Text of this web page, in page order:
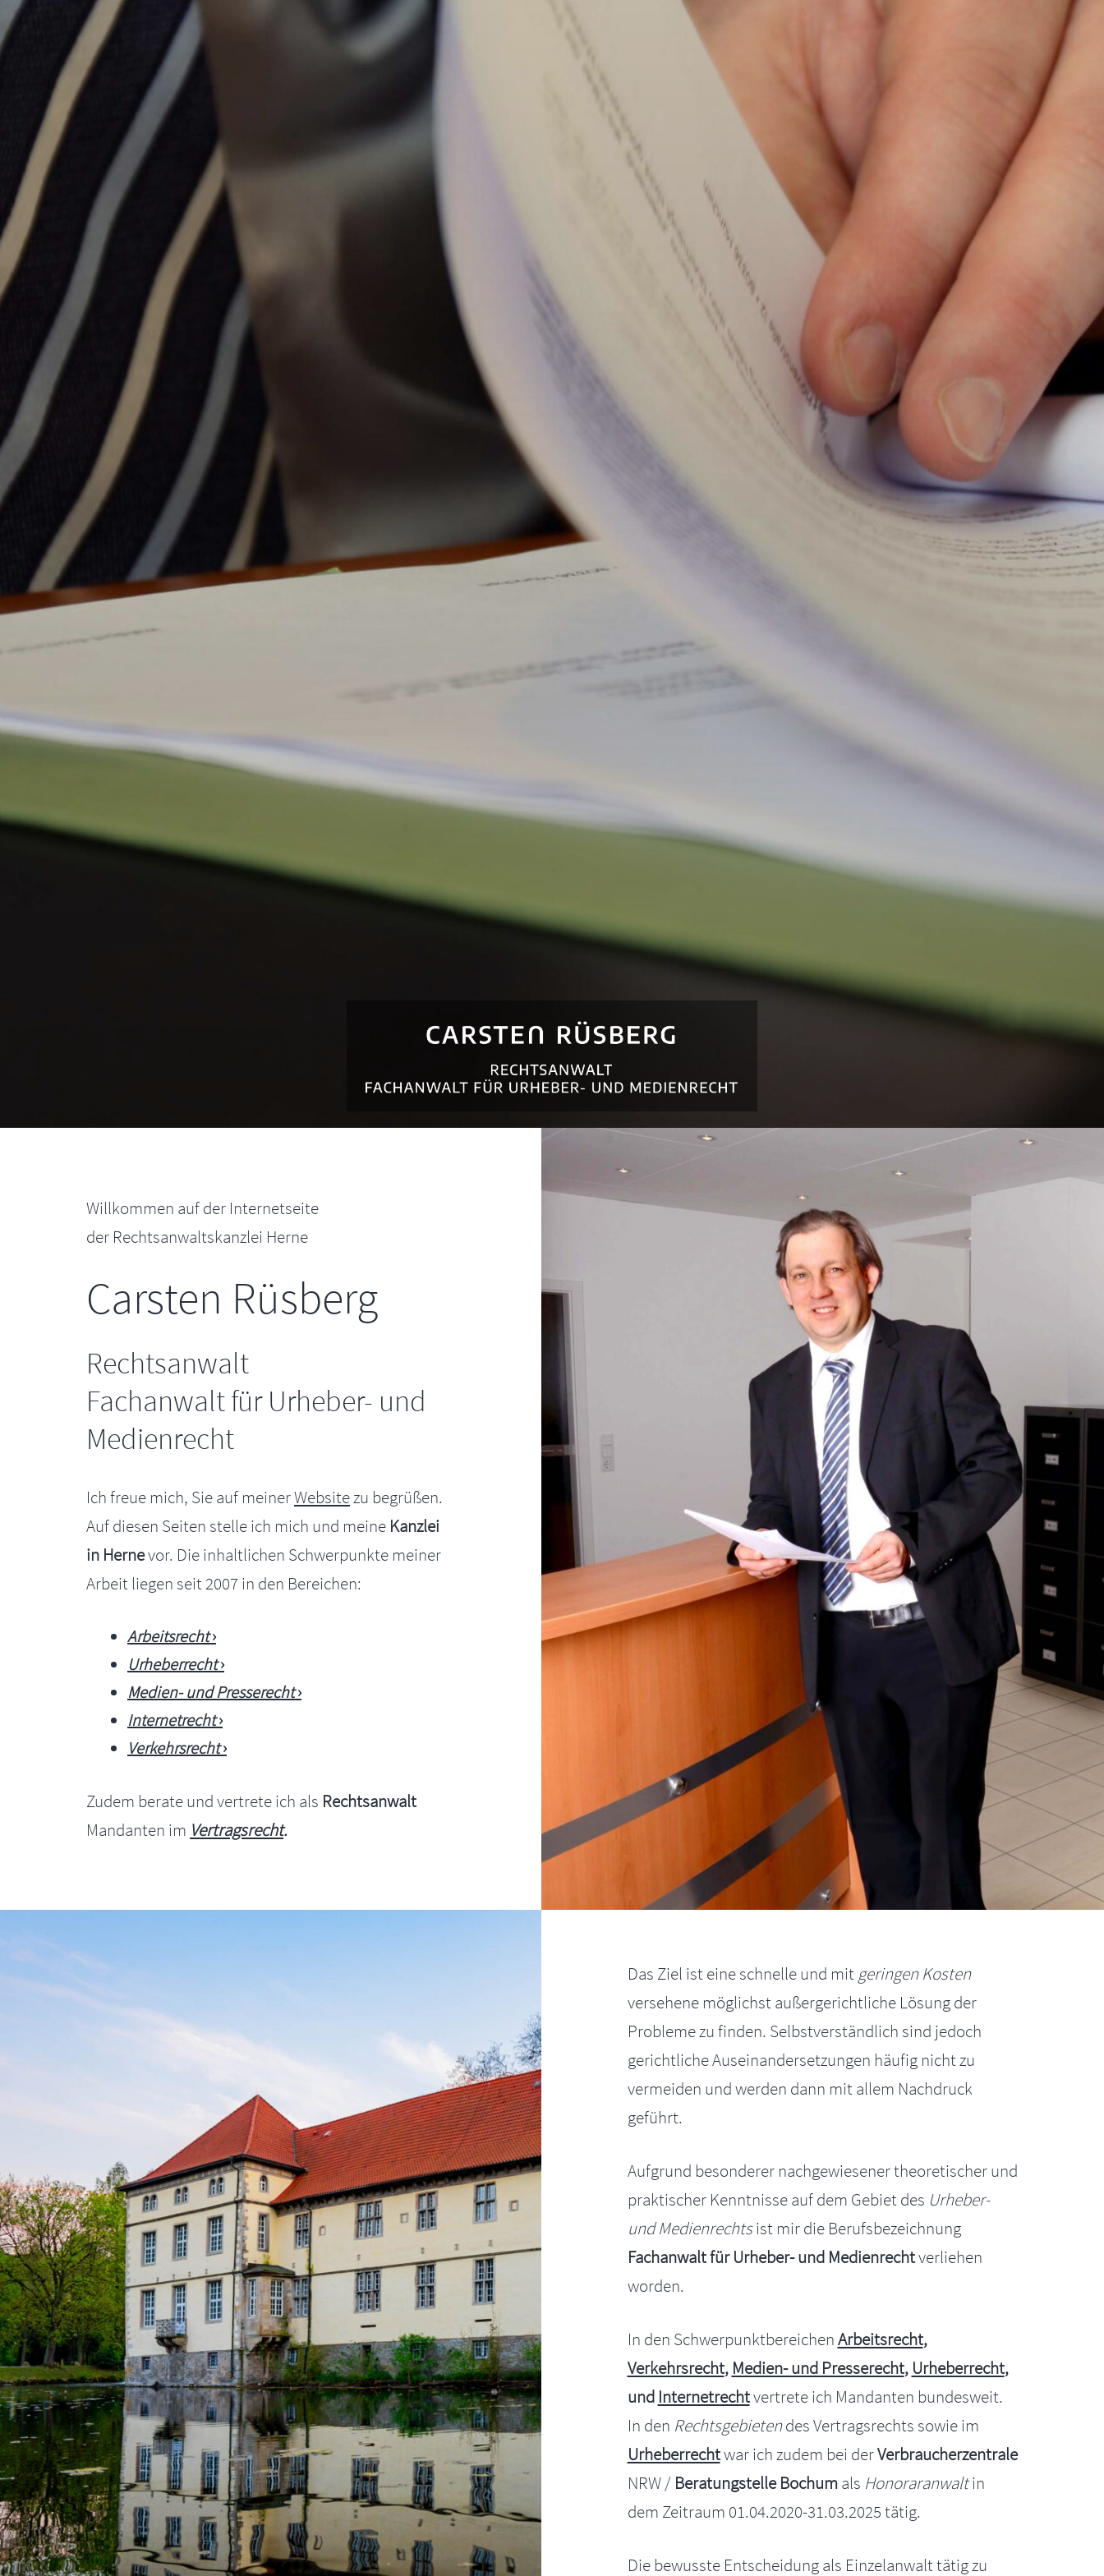
Willkommen auf der Internetseite
der Rechtsanwaltskanzlei Herne
Carsten Rüsberg
Rechtsanwalt
Fachanwalt für Urheber- und
Medienrecht
Ich freue mich, Sie auf meinerWebsitezu begrüßen.
Auf diesen Seiten stelle ich mich und meine Kanzlei
in Hernevor. Die inhaltlichen Schwerpunkte meiner
Arbeit liegen seit 2007 in den Bereichen:
Arbeitsrecht
Urheberrecht
Medien- und Presserecht
Internetrecht
Verkehrsrecht
Zudem berate und vertrete ich als Rechtsanwalt
Mandanten im Vertragsrecht.
Das Ziel ist eine schnelle und mit geringen Kosten
versehene möglichst außergerichtliche Lösung der
Probleme zu finden. Selbstverständlich sind jedoch
gerichtliche Auseinandersetzungen häufig nicht zu
vermeiden und werden dann mit allem Nachdruck
geführt.
Aufgrund besonderer nachgewiesener theoretischer und
praktischer Kenntnisse auf dem Gebiet des Urheber-
und Medienrechtsist mir die Berufsbezeichnung
Fachanwalt für Urheber- und Medienrechtverliehen
worden.
In den SchwerpunktbereichenArbeitsrecht,
Verkehrsrecht, Medien- und Presserecht, Urheberrecht,
und Internetrechtvertrete ich Mandanten bundesweit.
In den Rechtsgebietendes Vertragsrechts sowie im
Urheberrechtwar ich zudem bei derVerbraucherzentrale
NRW / Beratungstelle Bochumals Honoraranwaltin
dem Zeitraum 01.04.2020-31.03.2025 tätig.
Die bewusste Entscheidung als Einzelanwalt tätig zu